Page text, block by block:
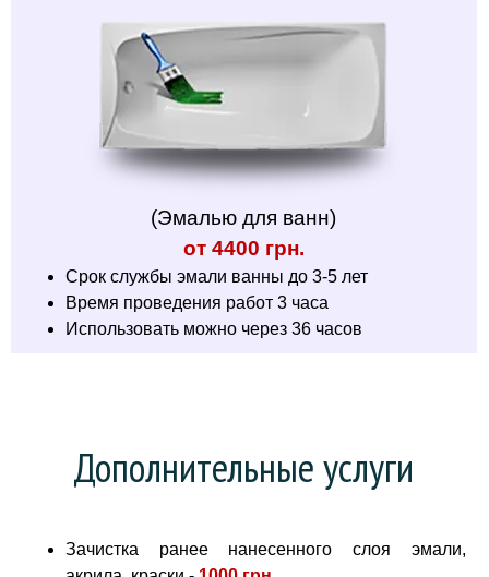
(Эмалью для ванн)
от 4400 грн.
Срок службы эмали ванны до 3-5 лет
Время проведения работ 3 часа
Использовать можно через 36 часов
Дополнительные услуги
Зачистка ранее нанесенного слоя эмали,